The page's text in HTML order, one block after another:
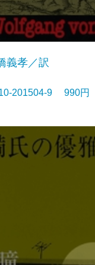
義孝／訳
201504-9 990円